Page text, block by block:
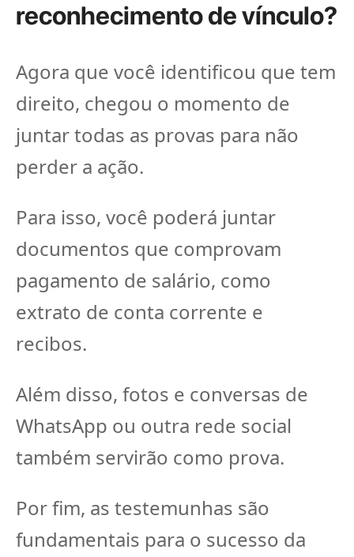
reconhecimento de vínculo?
Agora que você identificou que tem
direito, chegou o momento de
juntar todas as provas para não
perder a ação.
Para isso, você poderá juntar
documentos que comprovam
pagamento de salário, como
extrato de conta corrente e
recibos.
Além disso, fotos e conversas de
WhatsApp ou outra rede social
também servirão como prova.
Por fim, as testemunhas são
fundamentais para o sucesso da